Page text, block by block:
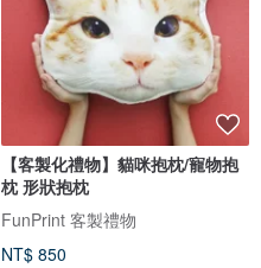
【客製化禮物】貓咪抱枕/寵物抱
枕 形狀抱枕
FunPrint 客製禮物
NT$ 850